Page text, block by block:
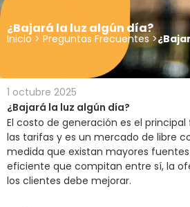
¿Bajará la luz algún día?
Inicio > Preguntas Frecuentes >
1 octubre 2025
¿Bajará la luz algún día?
El costo de generación es el
las tarifas y es un mercado de libre
medida que existan mayores
eficiente que compitan entre sí, la
los clientes debe mejorar.